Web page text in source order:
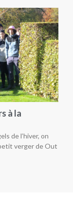
à la
de l’hiver, on
verger de Out